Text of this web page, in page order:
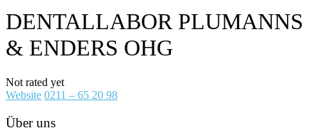
DENTALLABOR PLUMANNS
& ENDERS OHG
Not rated yet
Website 0211 – 65 20 98
Über uns